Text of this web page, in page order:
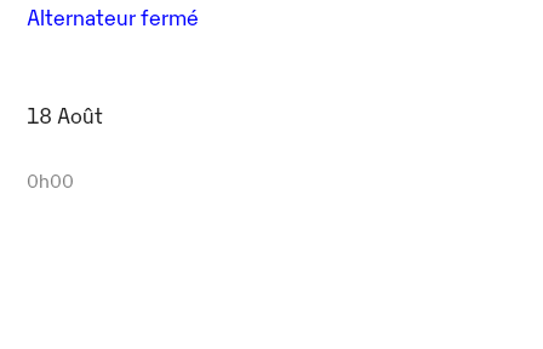
Alternateur fermé
18 Août
0h00